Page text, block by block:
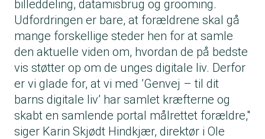
billeddeling, datamisbrug og grooming.
Udfordringen er bare, at forældrene skal gå
mange forskellige steder hen for at samle
den aktuelle viden om, hvordan de på bedste
vis støtter op om de unges digitale liv. Derfor
er vi glade for, at vi med ’Genvej – til dit
barns digitale liv’ har samlet kræfterne og
skabt en samlende portal målrettet forældre,"
siger Karin Skjødt Hindkjær, direktør i Ole